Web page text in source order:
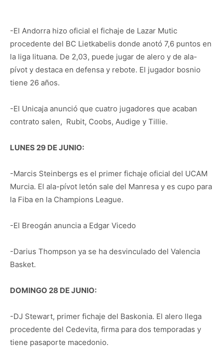
-El Andorra hizo oficial el fichaje de Lazar Mutic
procedente del BC Lietkabelis donde anotó 7,6 puntos en
la liga lituana. De 2,03, puede jugar de alero y de ala-
pívot y destaca en defensa y rebote. El jugador bosnio
tiene 26 años.
-El Unicaja anunció que cuatro jugadores que acaban
contrato salen, Rubit, Coobs, Audige y Tillie.
LUNES 29 DE JUNIO:
-Marcis Steinbergs es el primer fichaje oficial del UCAM
Murcia. El ala-pívot letón sale del Manresa y es cupo para
la Fiba en la Champions League.
-El Breogán anuncia a Edgar Vicedo
-Darius Thompson ya se ha desvinculado del Valencia
Basket.
DOMINGO 28 DE JUNIO:
-DJ Stewart, primer fichaje del Baskonia. El alero llega
procedente del Cedevita, firma para dos temporadas y
tiene pasaporte macedonio.